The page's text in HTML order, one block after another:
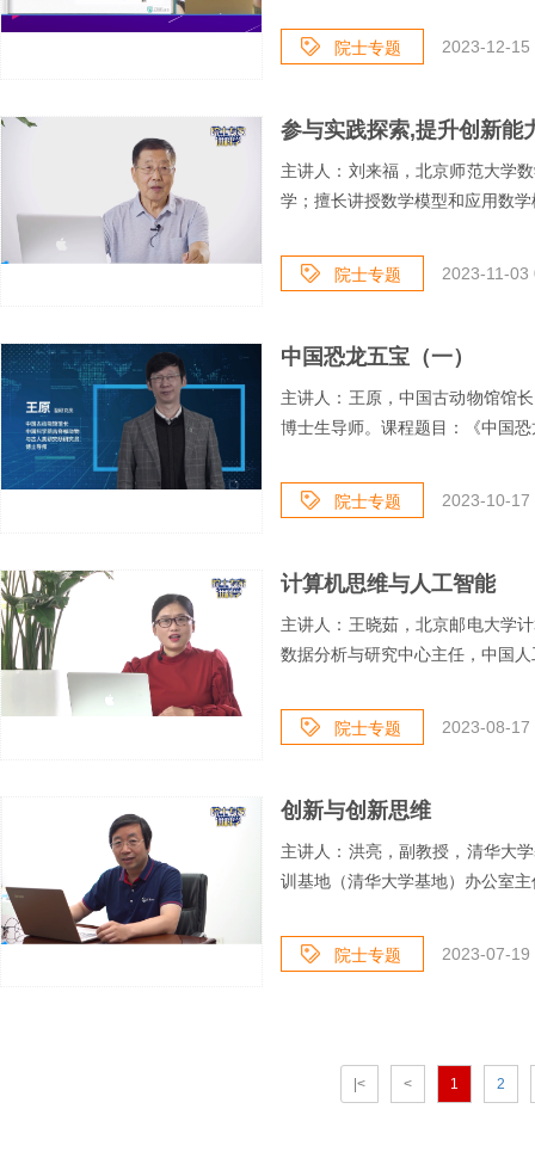
院士专题 2023-12-15
参与实践探索,提升创新能
主讲人：刘来福，北京师范大学
学；擅长讲授数学模型和应用数
院士专题 2023-11-03
中国恐龙五宝（一）
主讲人：王原，中国古动物馆馆
博士生导师。课程题目：《中国
院士专题 2023-10-17
计算机思维与人工智能
主讲人：王晓茹，北京邮电大学
数据分析与研究中心主任，中国
院士专题 2023-08-17
创新与创新思维
主讲人：洪亮，副教授，清华大
训基地（清华大学基地）办公室
院士专题 2023-07-19
|< < 1 2